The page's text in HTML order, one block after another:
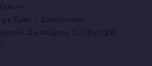
με Εμάς - Επικοινωνία
Δικαιώματα (Copyright